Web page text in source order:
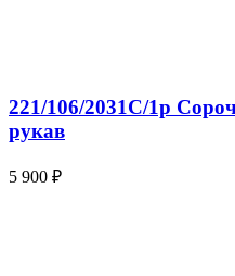
221/106/2031C/1p
рукав
5 900 ₽